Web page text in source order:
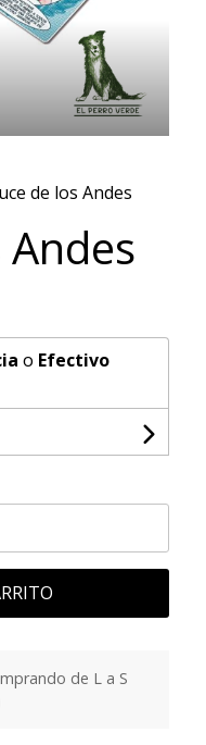
de los Andes
o Efectivo
de L a S